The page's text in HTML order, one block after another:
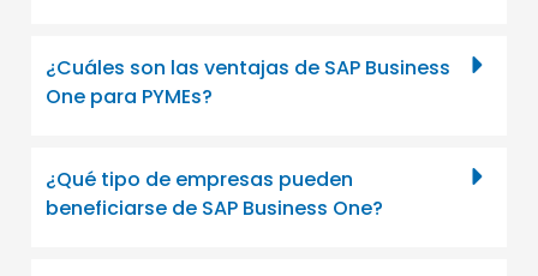
¿Cuáles son las ventajas de SAP Business
One para PYMEs?
¿Qué tipo de empresas pueden
beneficiarse de SAP Business One?